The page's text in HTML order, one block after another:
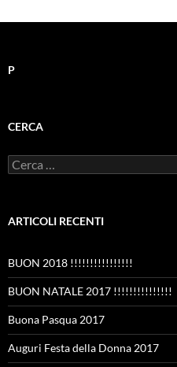
P
CERCA
Ricerca
per:
ARTICOLI RECENTI
BUON 2018 !!!!!!!!!!!!!!!!
BUON NATALE 2017 !!!!!!!!!!!!!!!
Buona Pasqua 2017
Auguri Festa della Donna 2017